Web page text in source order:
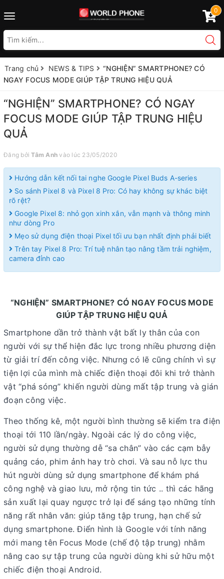
Toggle
0
Trang chủ NEWS & TIPS
“NGHIỆN” SMARTPHONE? CÓ
NGAY FOCUS MODE GIÚP TẬP TRUNG HIỆU QUẢ
“NGHIỆN” SMARTPHONE? CÓ NGAY
FOCUS MODE GIÚP TẬP TRUNG HIỆU
QUẢ
Đăng bởiTâm Anh vào lúc 23/05/2020
Hướng dẫn kết nối tai nghe Google Pixel Buds A-series
So sánh Pixel 8 và Pixel 8 Pro: Có hay không sự khác biệt
rõ rệt?
Google Pixel 8: nhỏ gọn xinh xắn, vẫn mạnh và thông minh
như dòng Pro
Mẹo sử dụng điện thoại Pixel tối ưu bạn nhất định phải biết
Trên tay Pixel 8 Pro: Trí tuệ nhân tạo nâng tầm trải nghiệm,
camera đỉnh cao
“NGHIỆN” SMARTPHONE? CÓ NGAY FOCUS MODE
GIÚP TẬP TRUNG HIỆU QUẢ
Smartphone dần trở thành vật bất ly thân của con
người với sự thể hiện đắc lực trong nhiều phương diện
từ giải trí đến công việc. Nhưng có lẽ cũng chính vì sự
tiện lợi của mình mà chiếc điện thoại đôi khi trở thành
vật “phá sóng” khiến người dùng mất tập trung và gián
đoạn công việc.
Theo thống kê, một người bình thường sẽ kiểm tra điện
thoại tới 110 lần/ngày. Ngoài các lý do công việc,
người sử dụng thường dễ “sa chân” vào các cạm bẫy
quảng cáo, phim ảnh hay trò chơi. Và sau nỗ lực thu
hút người dùng sử dụng smartphone để khám phá
công nghệ và giao lưu, mở rộng tin tức .. thì các hãng
sản xuất lại quay ngược trở lại để sáng tạo những tính
năng rất nhân văn: giúp tăng tập trung, hạn chế sử
dụng smartphone. Điển hình là Google với tính năng
mới mang tên Focus Mode (chế độ tập trung) nhằm
nâng cao sự tập trung của người dùng khi sử hữu một
chiếc điện thoại Android.